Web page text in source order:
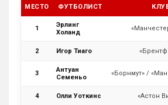
МЕСТО ФУТБОЛИСТ
1
Эрлинг
Холанд
2 Игор Тиаго
3
Антуан
Семеньо
«Борнмут» /
4 Олли Уоткинс «Астон